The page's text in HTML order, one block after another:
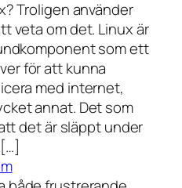
Troligen använder
veta om det. Linux är
som ett
för att kunna
med internet,
annat. Det som
det är släppt under